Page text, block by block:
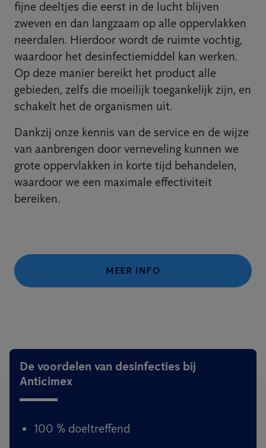
fijne deeltjes die eerst in de lucht blijven
zweven en dan langzaam op alle oppervlakken
neerdalen. Hierdoor wordt de ruimte vochtig,
waardoor het desinfectiemiddel kan werken.
Op deze manier bereikt het product alle
gebieden, zelfs die moeilijk toegankelijk zijn, en
schakelt het de organismen uit.
Dankzij onze kennis van de service en de wijze
van aanbrengen door verneveling kunnen we
grote oppervlakken in korte tijd behandelen,
waardoor we een maximale effectiviteit
bereiken.
MEER INFO
De voordelen van desinfecties bij
Anticimex
100 % doeltreffend